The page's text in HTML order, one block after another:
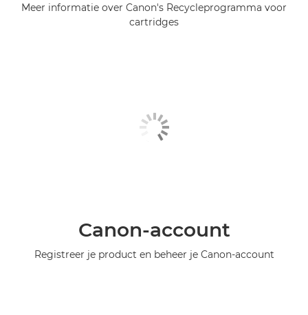
Meer informatie over Canon's Recycleprogramma voor
cartridges
Canon-account
Registreer je product en beheer je Canon-account